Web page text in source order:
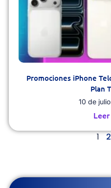
Promociones iPhone
Plan
10 de
1 2